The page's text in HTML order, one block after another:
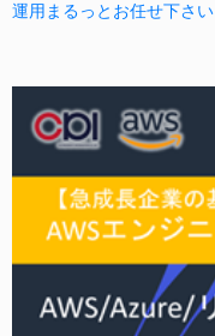
運用まるっとお任せ下さい